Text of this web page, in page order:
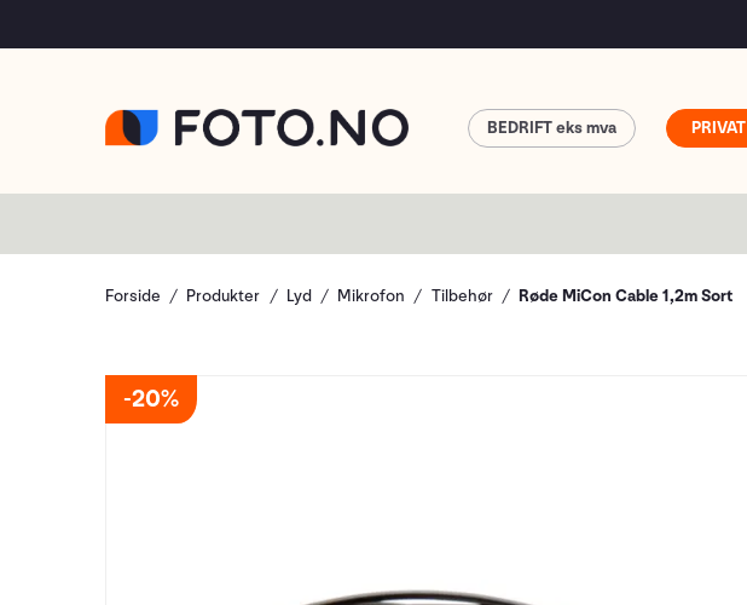
PRIVAT
BEDRIFT
Forside Produkter Lyd Mikrofon Tilbehør Røde MiCon Cable 1,2m Sort
20%